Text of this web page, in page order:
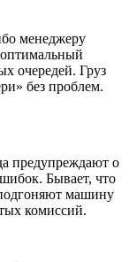
менеджеру
очередей. Груз
без проблем.
предупреждают о
Бывает, что
машину
комиссий.